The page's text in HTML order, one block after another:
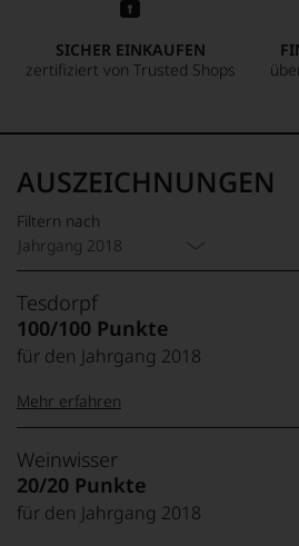
SICHER EINKAUFEN
zertifiziert von Trusted Shops
AUSZEICHNUNGEN
Filtern nach
Jahrgang 2018
Tesdorpf
100/100 Punkte
für den Jahrgang 2018
99–100 Punkte:
95–98 Punkte:
Tesdorpf
Der
Name
Tesdorpf
Mehr erfahren
Weinwisser
20/20 Punkte
für den Jahrgang 2018